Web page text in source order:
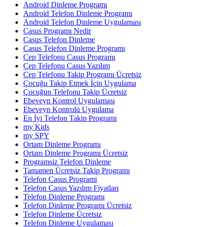
Android Dinleme Programı
Android Telefon Dinleme Programı
Android Telefon Dinleme Uygulaması
Casus Programı Nedir
Casus Telefon Dinleme
Casus Telefon Dinleme Programı
Cep Telefonu Casus Programı
Cep Telefonu Casus Yazılım
Cep Telefonu Takip Programı Ücretsiz
Çocuğu Takip Etmek İçin Uygulama
Çocuğun Telefonu Takip Ücretsiz
Ebeveyn Kontrol Uygulaması
Ebeveyn Kontrolü Uygulama
En İyi Telefon Takip Programı
my Kids
my SPY
Ortam Dinleme Programı
Ortam Dinleme Programı Ücretsiz
Programsiz Telefon Dinleme
Tamamen Ücretsiz Takip Programı
Telefon Casus Programi
Telefon Casus Yazılım Fiyatları
Telefon Dinleme Programı
Telefon Dinleme Programı Ücretsiz
Telefon Dinleme Ücretsiz
Telefon Dinleme Uygulaması